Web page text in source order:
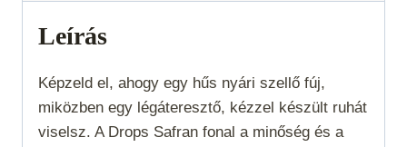
Leírás
Képzeld el, ahogy egy hűs nyári szellő fúj,
miközben egy légáteresztő, kézzel készült ruhát
viselsz. A Drops Safran fonal a minőség és a